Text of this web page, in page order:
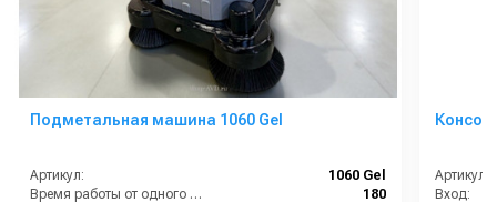
Подметальная машина 1060 Gel
Артикул:
1060 Gel
Время работы от одного заряда (мин):
180
Артикул:
Вход: